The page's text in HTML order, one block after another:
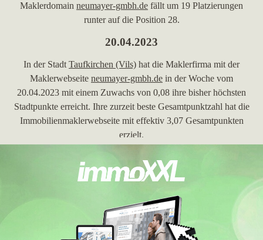
Maklerdomain neumayer-gmbh.de fällt um 19 Platzierungen
runter auf die Position 28.
20.04.2023
In der Stadt Taufkirchen (Vils) hat die Maklerfirma mit der
Maklerwebseite neumayer-gmbh.de in der Woche vom
20.04.2023 mit einem Zuwachs von 0,08 ihre bisher höchsten
Stadtpunkte erreicht. Ihre zurzeit beste Gesamtpunktzahl hat die
Immobilienmaklerwebseite mit effektiv 3,07 Gesamtpunkten
erzielt.
in mit der Immobilienmaklerwebseiteneumayer-gmbh.de
05.04.2023 mit insgesamt 2,99 Gesamtpunkten ihre bisher
höchste Gesamtpunktzahl erreicht.